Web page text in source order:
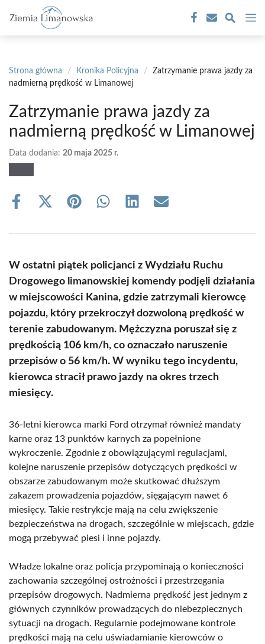
treści
Strona główna / Kronika Policyjna /
Zatrzymanie prawa jazdy za
nadmierną prędkość w Limanowej
Zatrzymanie prawa jazdy za
nadmierną prędkość w Limanowej
Data dodania: 20 maja 2025 r.
Share
Share
(Twitter)
Share Share Share Share
W ostatni piątek policjanci z Wydziału Ruchu
Drogowego limanowskiej komendy podjęli działania
w miejscowości Kanina, gdzie zatrzymali kierowcę
pojazdu, który przekroczył dozwoloną prędkość w
terenie zabudowanym. Mężczyzna poruszał się z
prędkością 106 km/h, co oznaczało naruszenie
przepisów o 56 km/h. W wyniku tego incydentu,
kierowca stracił prawo jazdy na okres trzech
miesięcy.
36-letni kierowca marki Ford otrzymał również mandaty
karne oraz 13 punktów karnych za popełnione
wykroczenie. Zgodnie z obowiązującymi regulacjami,
kolejne naruszenie przepisów dotyczących prędkości w
obszarze zabudowanym może skutkować dłuższym
zakazem prowadzenia pojazdów, sięgającym nawet 6
miesięcy. Takie restrykcje mają na celu zwiększenie
bezpieczeństwa na drogach, szczególnie w miejscach, gdzie
mogą przebywać piesi i inne pojazdy.
Władze lokalne oraz policja przypominają o konieczności
zachowania szczególnej ostrożności i przestrzegania
przepisów drogowych. Nadmierna prędkość jest jednym z
głównych czynników prowadzących do niebezpiecznych
sytuacji na drogach. Regularnie podejmowane kontrole
prędkości mają na celu uświadamianie kierowców o